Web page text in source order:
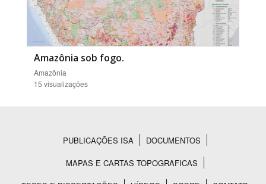
Amazônia sob fogo.
Amazônia
15 visualizações
Rodapé
PUBLICAÇÕES ISA
DOCUMENTOS
MAPAS E CARTAS TOPOGRAFICAS